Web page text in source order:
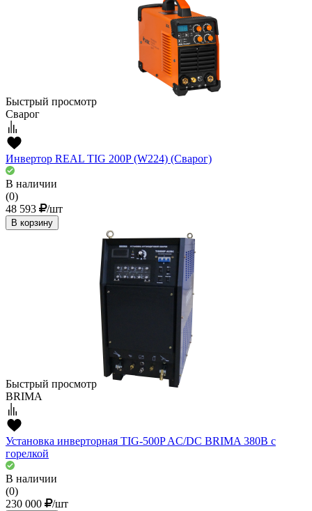
Быстрый просмотр
Сварог
Инвертор REAL TIG 200P (W224) (Сварог)
В наличии
(0)
48 593
/шт
В корзину
Быстрый просмотр
BRIMA
Установка инверторная TIG-500P AC/DC BRIMA 380В с
горелкой
В наличии
(0)
230 000
/шт